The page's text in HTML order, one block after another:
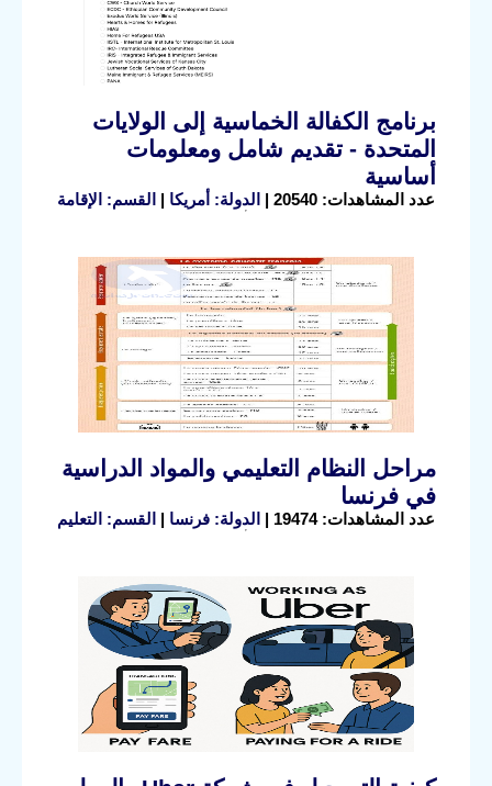
برنامج الكفالة الخماسية إلى الولايات
المتحدة - تقديم شامل ومعلومات
أساسية
عدد المشاهدات: 20540 | الدولة: أمريكا | القسم: الإقامة
مراحل النظام التعليمي والمواد الدراسية
في فرنسا
عدد المشاهدات: 19474 | الدولة: فرنسا | القسم: التعليم